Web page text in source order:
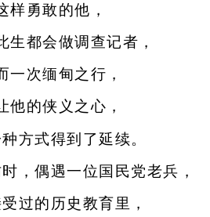
勇敢的他，
都会做调查记者，
次缅甸之行，
的侠义之心，
式得到了延续。
偶遇一位国民党老兵，
的历史教育里，